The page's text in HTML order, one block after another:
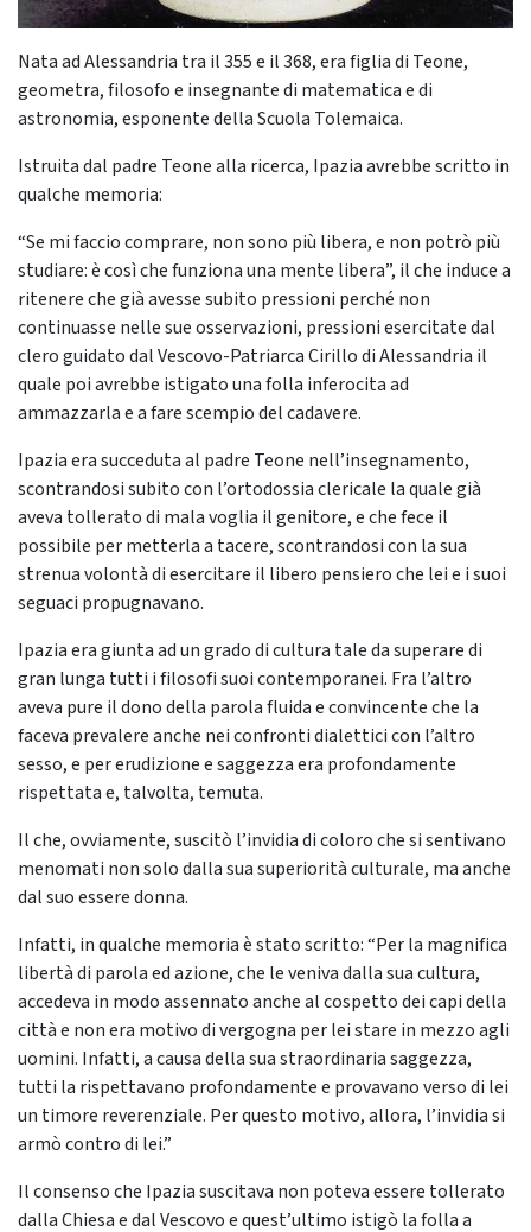
Nata ad Alessandria tra il 355 e il 368, era figlia di Teone,
geometra, filosofo e insegnante di matematica e di
astronomia, esponente della Scuola Tolemaica.
Istruita dal padre Teone alla ricerca, Ipazia avrebbe scritto in
qualche memoria:
“Se mi faccio comprare, non sono più libera, e non potrò più
studiare: è così che funziona una mente libera”, il che induce a
ritenere che già avesse subito pressioni perché non
continuasse nelle sue osservazioni, pressioni esercitate dal
clero guidato dal Vescovo-Patriarca Cirillo di Alessandria il
quale poi avrebbe istigato una folla inferocita ad
ammazzarla e a fare scempio del cadavere.
Ipazia era succeduta al padre Teone nell’insegnamento,
scontrandosi subito con l’ortodossia clericale la quale già
aveva tollerato di mala voglia il genitore, e che fece il
possibile per metterla a tacere, scontrandosi con la sua
strenua volontà di esercitare il libero pensiero che lei e i suoi
seguaci propugnavano.
Ipazia era giunta ad un grado di cultura tale da superare di
gran lunga tutti i filosofi suoi contemporanei. Fra l’altro
aveva pure il dono della parola fluida e convincente che la
faceva prevalere anche nei confronti dialettici con l’altro
sesso, e per erudizione e saggezza era profondamente
rispettata e, talvolta, temuta.
Il che, ovviamente, suscitò l’invidia di coloro che si sentivano
menomati non solo dalla sua superiorità culturale, ma anche
dal suo essere donna.
Infatti, in qualche memoria è stato scritto: “Per la magnifica
libertà di parola ed azione, che le veniva dalla sua cultura,
accedeva in modo assennato anche al cospetto dei capi della
città e non era motivo di vergogna per lei stare in mezzo agli
uomini. Infatti, a causa della sua straordinaria saggezza,
tutti la rispettavano profondamente e provavano verso di lei
un timore reverenziale. Per questo motivo, allora, l’invidia si
armò contro di lei.”
Il consenso che Ipazia suscitava non poteva essere tollerato
dalla Chiesa e dal Vescovo e quest’ultimo istigò la folla a